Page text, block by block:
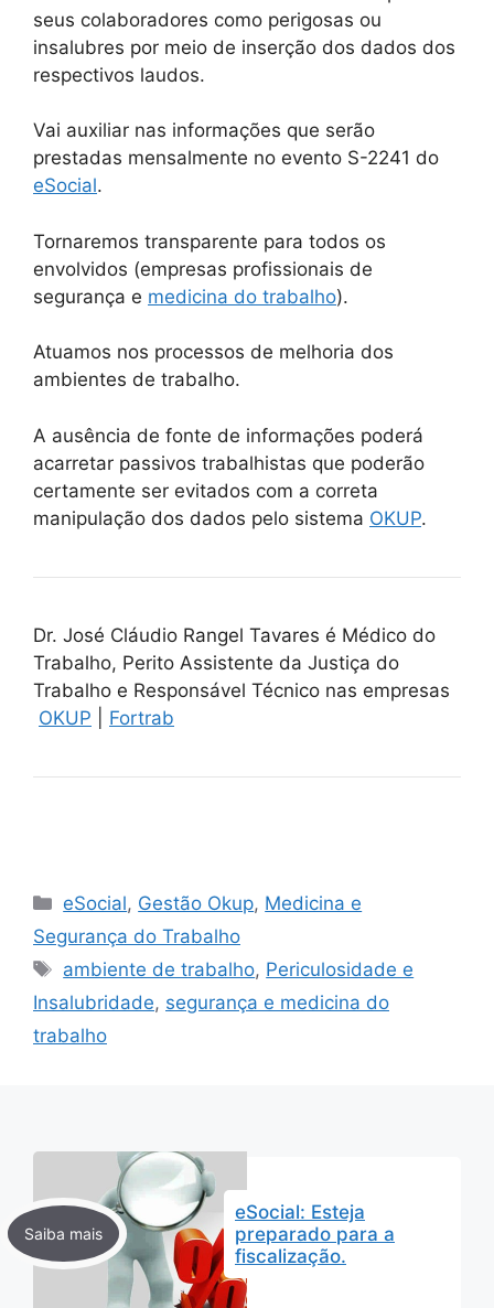
seus colaboradores como perigosas ou
insalubres por meio de inserção dos dados dos
respectivos laudos.
Vai auxiliar nas informações que serão
prestadas mensalmente no evento S-2241 do
eSocial.
Tornaremos transparente para todos os
envolvidos (empresas profissionais de
segurança e medicina do trabalho).
Atuamos nos processos de melhoria dos
ambientes de trabalho.
A ausência de fonte de informações poderá
acarretar passivos trabalhistas que poderão
certamente ser evitados com a correta
manipulação dos dados pelo sistema OKUP.
Dr. José Cláudio Rangel Tavares é Médico do
Trabalho, Perito Assistente da Justiça do
Trabalho e Responsável Técnico nas empresas
OKUP
Fortrab
Categorias
eSocial, Gestão Okup, Medicina e
Segurança do Trabalho
Tags
ambiente de trabalho, Periculosidade e
Insalubridade, segurança e medicina do
trabalho
eSocial: Esteja
preparado para a
fiscalização.